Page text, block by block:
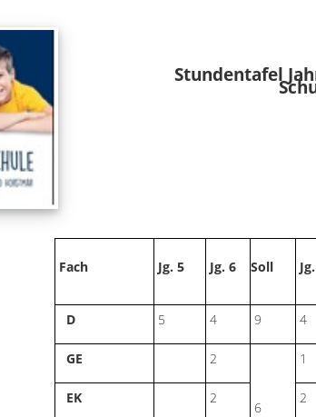
Stundentafel
Fach Jg. 5 Jg. 6 Soll
D 5 4 9 4
GE 2
6
1
EK 2 2